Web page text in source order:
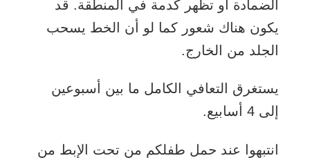
الضمادة أو تظهر كدمة في المنطقة. قد
يكون هناك شعور كما لو أن الخط يسحب
الجلد من الخارج.
يستغرق التعافي الكامل ما بين أسبوعين
إلى 4 أسابيع.
انتبهوا عند حمل طفلكم من تحت الإبط من